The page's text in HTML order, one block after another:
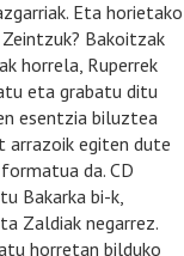
Eta horietako
Bakoitzak
horrela, Ruperrek
eta grabatu ditu
esentzia biluztea
arrazoik egiten dute
da. CD
Bakarka bi-k,
Zaldiak negarrez.
horretan bilduko